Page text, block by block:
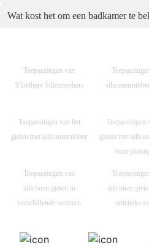
Wat kost het om een badkamer te
Toepassingen van
Vloeibare Siliconenhars
Toepassingen van het
gieten met siliconenrubber
Toepassingen
gieten met
voor
Toepassingen van
siliconen gieten in
verschillende sectoren
siliconen
artistieke